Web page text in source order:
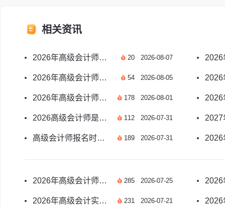
相关资讯
2026年高级会计师考什么 科目及考情全方位解读 20 2026-08-07
2026年高级会计师开卷考试可带资料官方说明 54 2026-08-05
2026年高级会计师开卷还是闭卷？考几门科目详解 178 2026-08-01
2026高级会计师是开卷还是闭卷？考几门科目？ 112 2026-07-31
高级会计师报名时间错过怎么办？官方政策解答 189 2026-07-31
2026年高级会计师报名后考试科目及备考全指南 285 2026-07-25
2026年高级会计实务考试题型及考情全解析 231 2026-07-21